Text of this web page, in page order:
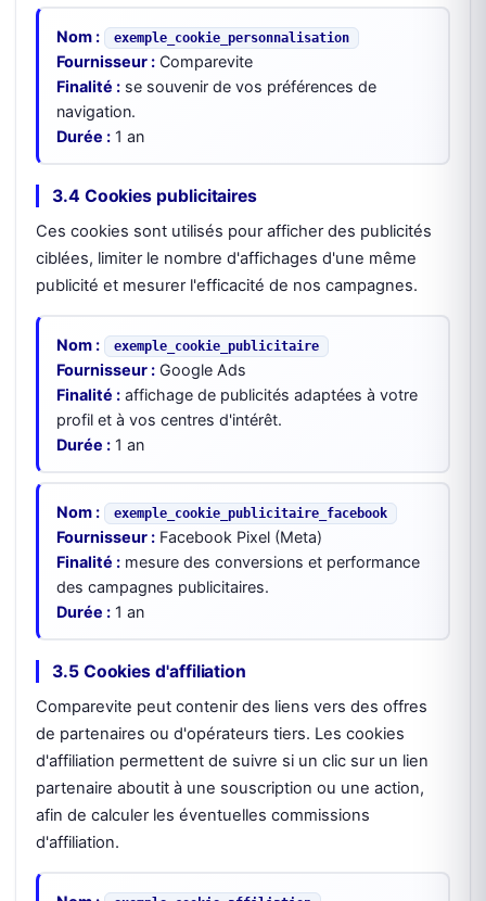
Nom : exemple_cookie_personnalisation
Fournisseur : Comparevite
Finalité : se souvenir de vos préférences de
navigation.
Durée : 1 an
3.4 Cookies publicitaires
Ces cookies sont utilisés pour afficher des publicités
ciblées, limiter le nombre d'affichages d'une même
publicité et mesurer l'efficacité de nos campagnes.
Nom : exemple_cookie_publicitaire
Fournisseur : Google Ads
Finalité : affichage de publicités adaptées à votre
profil et à vos centres d'intérêt.
Durée : 1 an
Nom : exemple_cookie_publicitaire_facebook
Fournisseur : Facebook Pixel (Meta)
Finalité : mesure des conversions et performance
des campagnes publicitaires.
Durée : 1 an
3.5 Cookies d'affiliation
Comparevite peut contenir des liens vers des offres
de partenaires ou d'opérateurs tiers. Les cookies
d'affiliation permettent de suivre si un clic sur un lien
partenaire aboutit à une souscription ou une action,
afin de calculer les éventuelles commissions
d'affiliation.